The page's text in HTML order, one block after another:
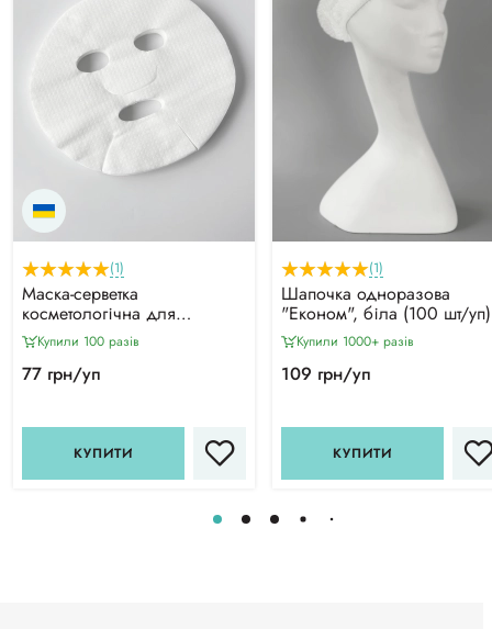
(1)
Маска-серветка
косметологічна для
обличчя, спанлейс (50шт/
уп)Купили 100 разiв
77 грн/уп
КУПИТИ
(1)
Шапочка одноразова
"Економ", біла (100 шт/уп)
Купили 1000+ разiв
109 грн/уп
КУПИТИ